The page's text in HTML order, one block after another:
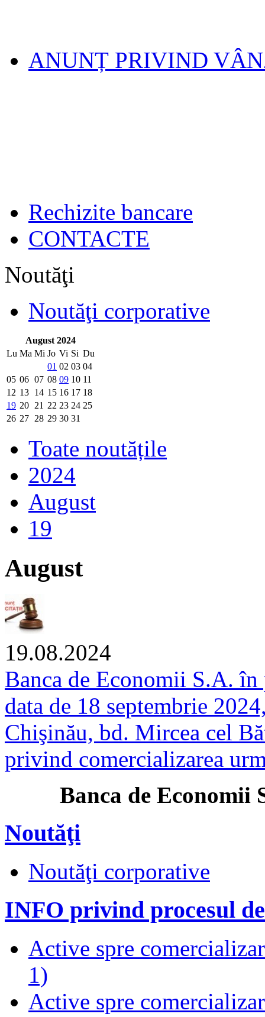
ANUNȚ PRIVIND
Rechizite bancare
CONTACTE
Noutăţi
Noutăţi corporative
August 2024
Lu Ma Mi Jo Vi Si Du
01 02 03 04
05 06 07 08 09 10 11
12 13 14 15 16 17 18
19 20 21 22 23 24 25
26 27 28 29 30 31
Toate noutățile
2024
August
19
August
19.08.2024
Banca de Economii S.A. în
data de 18 septembrie
Chişinău, bd. Mircea cel
privind comercializarea
de Economii
Noutăţi
Noutăţi corporative
INFO privind procesul
Active spre
1)
Active spre